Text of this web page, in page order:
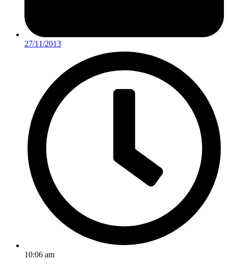
27/11/2013
10:06 am